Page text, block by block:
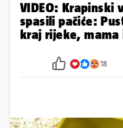
VIDEO: Krapinski
spasili pačiće:
kraj rijeke, mama
18